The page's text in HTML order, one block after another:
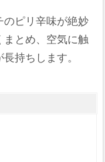
のピリ辛味が絶妙
まとめ、空気に触
持ちします。